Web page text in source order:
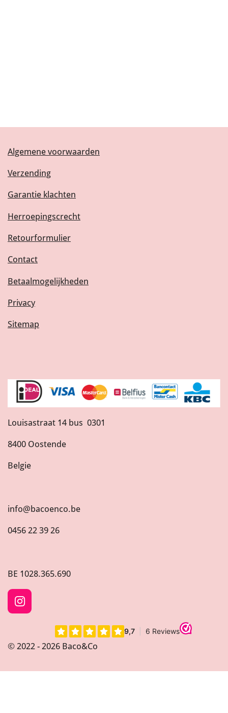
Algemene voorwaarden
Verzending
Garantie klachten
Herroepingscrecht
Retourformulier
Contact
Betaalmogelijkheden
Privacy
Sitemap
Louisastraat 14 bus 0301
8400 Oostende
Belgie
info@bacoenco.be
0456 22 39 26
BE 1028.365.690
I
n
a
r
© 2022 - 2026 Baco&Co